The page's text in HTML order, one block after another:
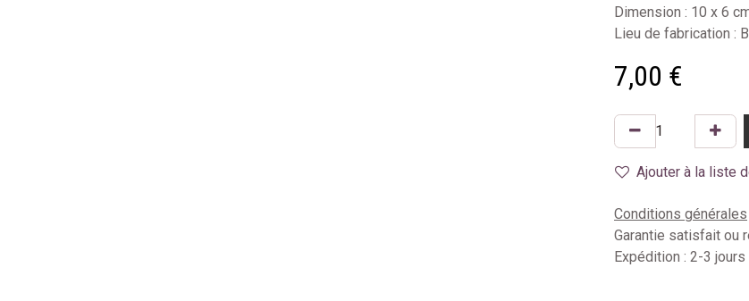
Dimension : 10 x 6
Lieu de fabrication :
7,00 €
Ajouter à la liste
Conditions générales
Garantie satisfait ou
Expédition : 2-3